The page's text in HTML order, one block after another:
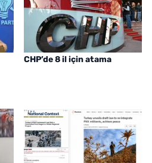
CHP’de 8 il için atama